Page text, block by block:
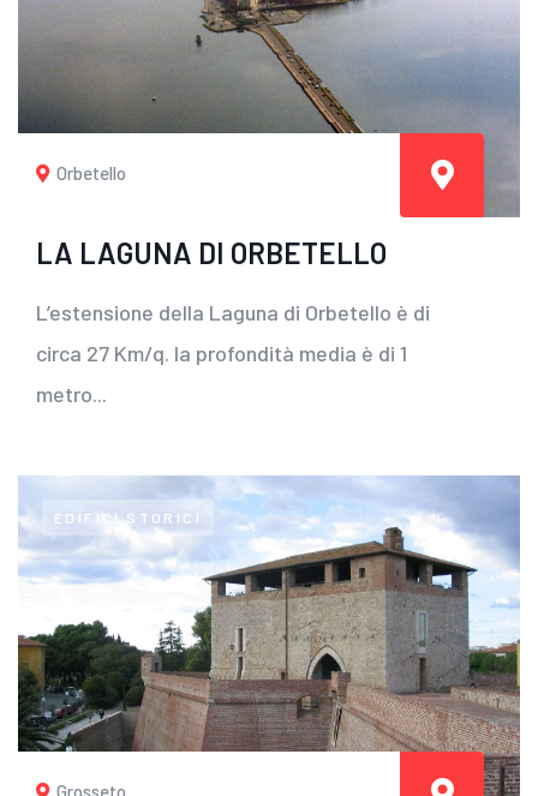
Orbetello
LA LAGUNA DI ORBETELLO
L’estensione della Laguna di Orbetello è di
circa 27 Km/q. la profondità media è di 1
metro...
EDIFICI STORICI
Grosseto